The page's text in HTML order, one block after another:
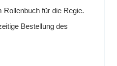
Rollenbuch für die Regie.
Bestellung des